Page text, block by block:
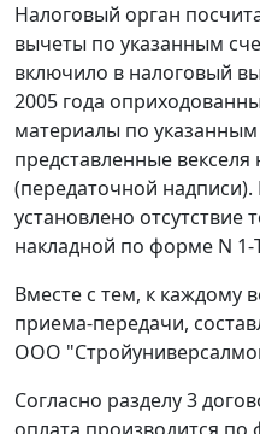
Налоговый орган
вычеты по указанным
включило в налоговый
2005 года
материалы по указанным
представленные
(передаточной
установлено отсутствие
накладной по форме N
Вместе с тем, к каждому
приема-передачи,
ООО
Согласно разделу 3